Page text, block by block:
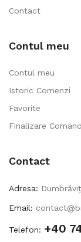
Contact
Contul meu
Contul meu
Istoric Comenzi
Favorite
Finalizare
Contact
Adresa:
Email:
Telefon: +40